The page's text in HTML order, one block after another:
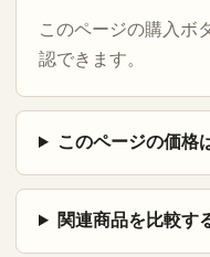
このページの購入ボ
認できます。
このページの価格
関連商品を比較す